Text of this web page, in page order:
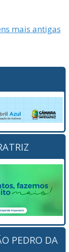
mais antigas
PEDRO DA